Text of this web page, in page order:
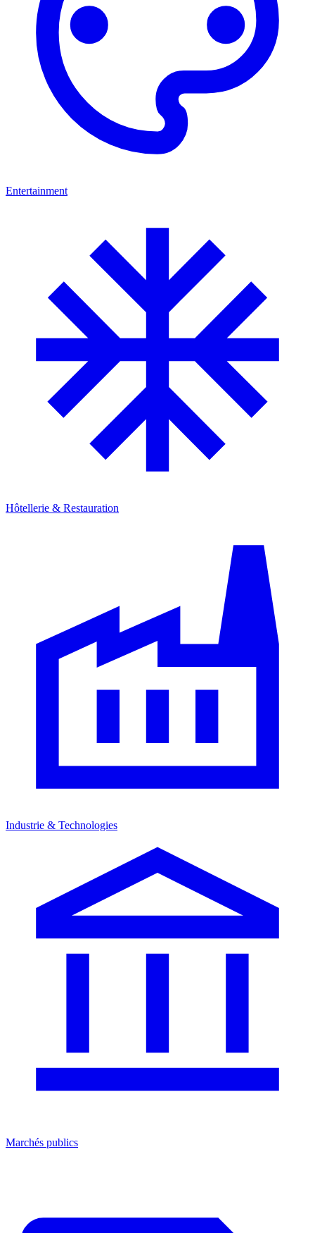
Entertainment
Hôtellerie & Restauration
Industrie & Technologies
Marchés publics